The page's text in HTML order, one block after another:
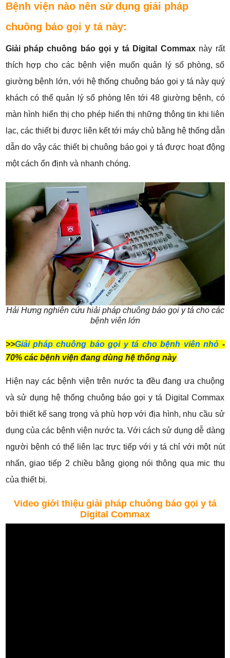
Bệnh viện nào nên sử dụng giải pháp
chuông báo gọi y tá này:
Giải pháp chuông báo gọi y tá Digital Commaxnày rất
thích hợp cho các bệnh viện muốn quản lý số phòng, số
giường bệnh lớn, với hệ thống chuông báo gọi y tá này quý
khách có thể quản lý số phòng lên tới 48 giường bệnh, có
màn hình hiển thị cho phép hiển thị những thông tin khi liên
lạc, các thiết bị được liên kết tới máy chủ bằng hệ thống dẫn
dẫn do vậy các thiết bị chuông báo gọi y tá được hoạt động
một cách ổn định và nhanh chóng.
Hải Hưng nghiên cứu hiải pháp chuông báo gọi y tá cho các
bệnh viên lớn
>>Giải pháp chuông báo gọi y tá cho bệnh viên nhỏ -
70% các bệnh viện đang dùng hệ thống này
Hiện nay các bệnh viện trên nước ta đều đang ưa chuộng
và sử dụng hệ thống chuông báo gọi y tá Digital Commax
bởi thiết kế sang trọng và phù hợp với địa hình, nhu cầu sử
dụng của các bệnh viện nước ta. Với cách sử dụng dễ dàng
người bệnh có thể liên lạc trực tiếp với y tá chỉ với một nút
nhấn, giao tiếp 2 chiều bằng giọng nói thông qua mic thu
của thiết bị.
Video giới thiệu giải pháp chuông báo gọi y tá
Digital Commax